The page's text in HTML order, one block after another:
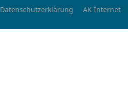
Datenschutzerklärung AK Internet